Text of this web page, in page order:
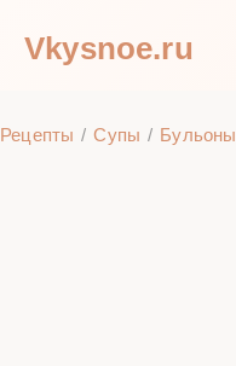
Vkysnoe.ru
Рецепты Супы Бульоны